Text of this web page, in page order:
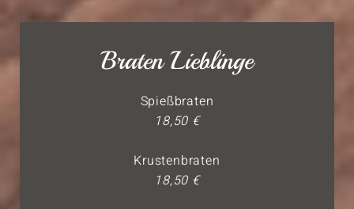
Braten Lieblinge
Spießbraten
18,50 €
Krustenbraten
18,50 €